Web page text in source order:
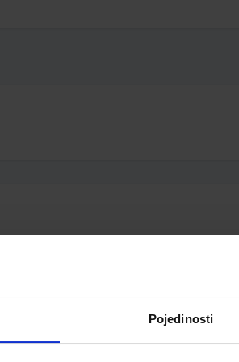
Pojedinosti
Perović Luči Bursać